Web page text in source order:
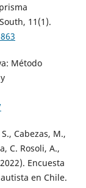
11(1).
Método
Cabezas, M.,
C. Rosoli, A.,
Encuesta
en Chile.